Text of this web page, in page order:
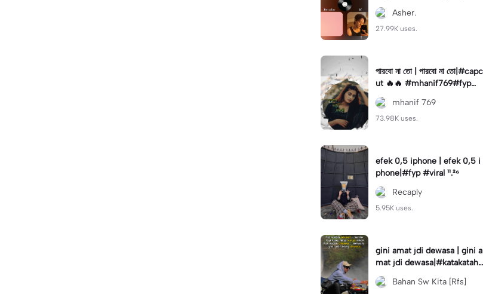
#viral#foryou#4foto
Asher.
27.99K uses.
পারবো না তো | পারবো না তো|#capc
ut 🔥🔥 #mhanif769#fypツ⁠
#viral✨#trending🔥
mhanif 769
73.98K uses.
efek 0,5 iphone | efek 0,5 i
phone|#fyp #viral ¹¹.²⁶
Recaply
5.95K uses.
gini amat jdi dewasa | gini a
mat jdi dewasa|#katakataha
rini#quotes#laguviral#den
nycaknan#kisinan2
Bahan Sw Kita [Rfs]